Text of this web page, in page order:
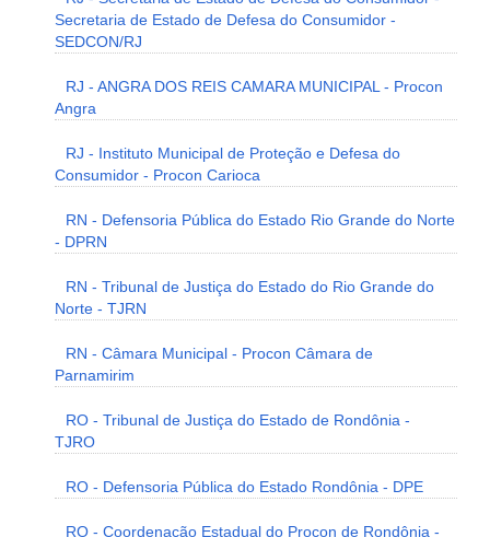
Secretaria de Estado de Defesa do Consumidor -
SEDCON/RJ
RJ - ANGRA DOS REIS CAMARA MUNICIPAL - Procon
Angra
RJ - Instituto Municipal de Proteção e Defesa do
Consumidor - Procon Carioca
RN - Defensoria Pública do Estado Rio Grande do Norte
- DPRN
RN - Tribunal de Justiça do Estado do Rio Grande do
Norte - TJRN
RN - Câmara Municipal - Procon Câmara de
Parnamirim
RO - Tribunal de Justiça do Estado de Rondônia -
TJRO
RO - Defensoria Pública do Estado Rondônia - DPE
RO - Coordenação Estadual do Procon de Rondônia -